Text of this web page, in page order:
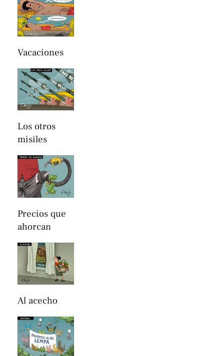
Vacaciones
Los otros
misiles
Precios que
ahorcan
Al acecho